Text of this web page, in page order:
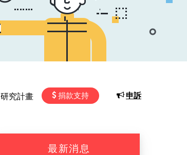
研究計畫 申訴
捐款支持
最新消息